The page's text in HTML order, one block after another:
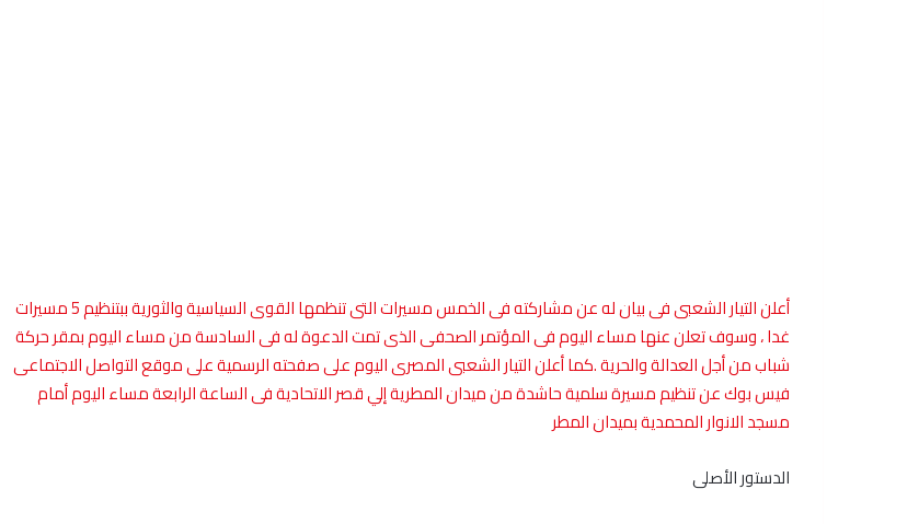
أعلن التيار الشعبى فى بيان له عن مشاركته فى الخمس مسيرات التى تنظمها القوى السياسية والثورية ببتنظيم 5 مسيرات
غدا ، وسوف تعلن عنها مساء اليوم فى المؤتمر الصحفى الذى تمت الدعوة له فى السادسة من مساء اليوم بمقر حركة
شباب من أجل العدالة والحرية .كما أعلن التيار الشعبى المصرى اليوم على صفحته الرسمية على موقع التواصل الاجتماعى
فيس بوك عن تنظيم مسيرة سلمية حاشدة من ميدان المطرية إلي قصر الاتحادية فى الساعة الرابعة مساء اليوم أمام
مسجد الانوار المحمدية بميدان المطر
الدستور الأصلى